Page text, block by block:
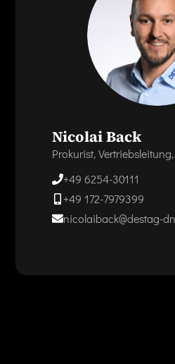
Nicolai Back
Prokurist,
+49 6254-30111
+49 172-7979399
nicolaiback@destag-